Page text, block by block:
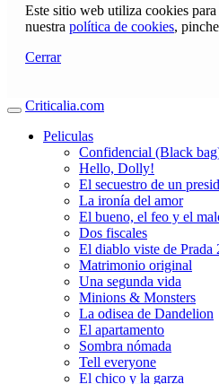
Este sitio web utiliza cookies
nuestra política de cookies,
Cerrar
Criticalia.com
Peliculas
Confidencial (Black
Hello, Dolly!
El secuestro de un
La ironía del amor
El bueno, el feo y el
Dos fiscales
El diablo viste de Prada
Matrimonio original
Una segunda vida
Minions & Monsters
La odisea de Dandelion
El apartamento
Sombra nómada
Tell everyone
El chico y la garza